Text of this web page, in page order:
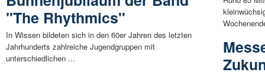
"The Rhythmics"
In Wissen bildeten sich in den 60er Jahren des letzten
Jahrhunderts zahlreiche Jugendgruppen mit
unterschiedlichen ...